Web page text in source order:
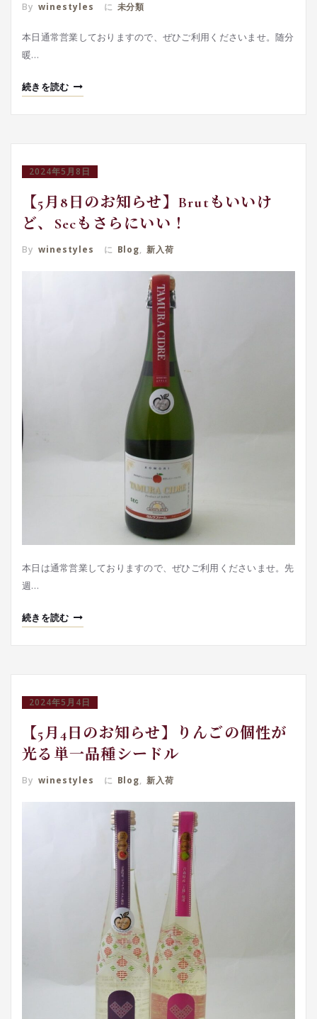
By winestyles に 未分類
本日通常営業しておりますので、ぜひご利用くださいませ。随分
暖…
続きを読む
2024年5月8日
【5月8日のお知らせ】Brutもいいけ
ど、Secもさらにいい！
By winestyles に Blog, 新入荷
本日は通常営業しておりますので、ぜひご利用くださいませ。先
週…
続きを読む
2024年5月4日
【5月4日のお知らせ】りんごの個性が
光る単一品種シードル
By winestyles に Blog, 新入荷